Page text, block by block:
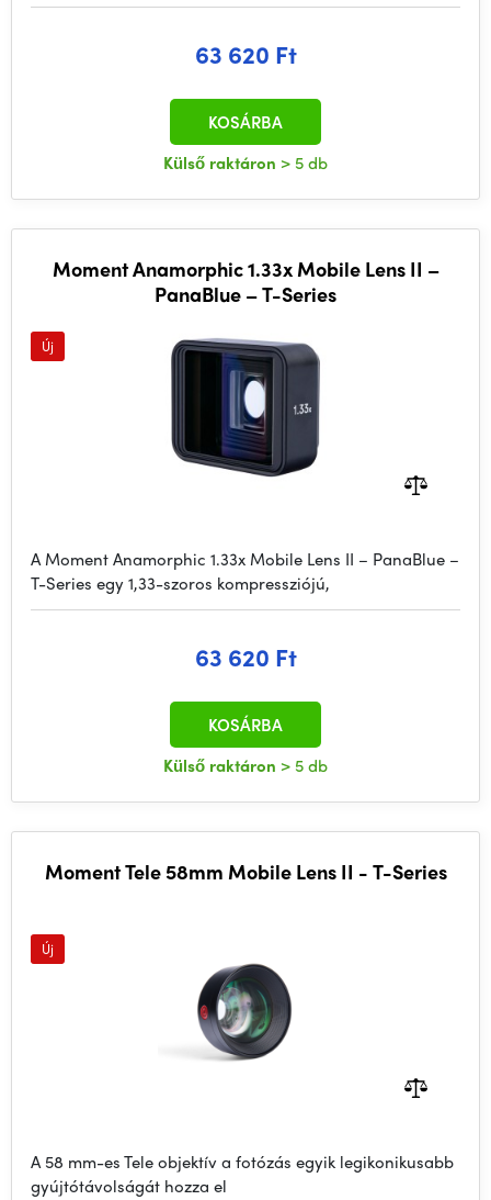
63 620 Ft
Külső raktáron > 5 db
KOSÁRBA
Moment Anamorphic 1.33x Mobile Lens II –
PanaBlue – T-Series
Új
A Moment Anamorphic 1.33x Mobile Lens II – PanaBlue –
T-Series egy 1,33-szoros kompressziójú,
63 620 Ft
Külső raktáron > 5 db
KOSÁRBA
Moment Tele 58mm Mobile Lens II - T-Series
Új
A 58 mm-es Tele objektív a fotózás egyik legikonikusabb
gyújtótávolságát hozza el